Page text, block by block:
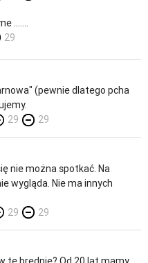
.......
29
(pewnie dlatego pcha
29 29
nie można spotkać. Na
wygląda. Nie ma innych
29 29